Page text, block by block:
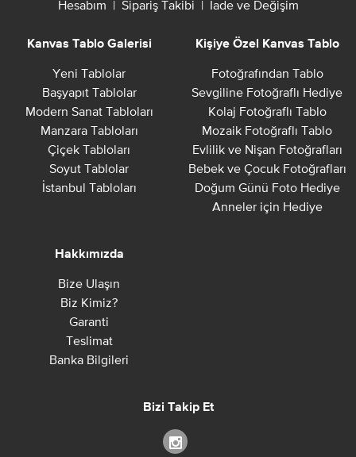
Hesabım | Sipariş Takibi | İade ve Değişim
Kanvas Tablo Galerisi
Yeni Tablolar
Başyapıt Tablolar
Modern Sanat Tabloları
Manzara Tabloları
Çiçek Tabloları
Soyut Tablolar
İstanbul Tabloları
Kişiye Özel Kanvas Tablo
Fotoğrafından Tablo
Sevgiline Fotoğraflı Hediye
Kolaj Fotoğraflı Tablo
Mozaik Fotoğraflı Tablo
Evlilik ve Nişan Fotoğrafları
Bebek ve Çocuk Fotoğrafları
Doğum Günü Foto Hediye
Anneler için Hediye
Hakkımızda
Bize Ulaşın
Biz Kimiz?
Garanti
Teslimat
Banka Bilgileri
Bizi Takip Et